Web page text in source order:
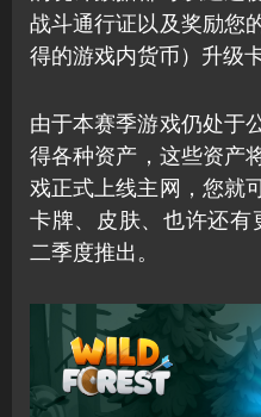
战斗通行证以及奖励您
得的游戏内货币）升级
由于本赛季游戏仍处于
得各种资产，这些资产
戏正式上线主网，您就
卡牌、皮肤、也许还有
二季度推出。